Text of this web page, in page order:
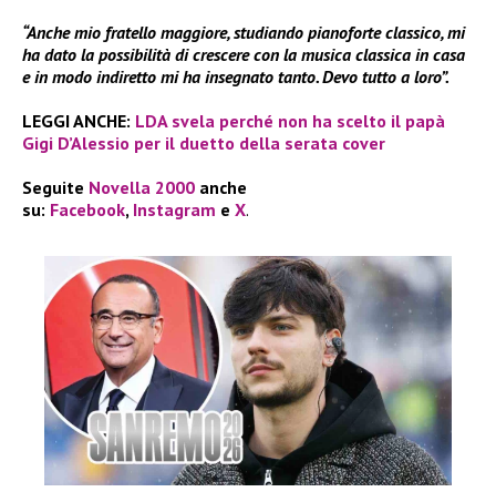
“Anche mio fratello maggiore, studiando pianoforte classico, mi
ha dato la possibilità di crescere con la musica classica in casa
e in modo indiretto mi ha insegnato tanto. Devo tutto a loro”.
LEGGI ANCHE: LDA svela perché non ha scelto il papà
Gigi D’Alessio per il duetto della serata cover
Seguite Novella 2000 anche
su: Facebook, Instagram e X.